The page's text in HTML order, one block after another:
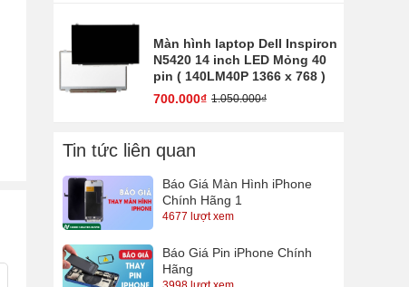
Màn hình laptop Dell Inspiron
N5420 14 inch LED Mỏng 40
pin ( 140LM40P 1366 x 768 )
700.000₫ 1.050.000₫
Tin tức liên quan
Báo Giá Màn Hình iPhone
Chính Hãng 1
4677 lượt xem
Báo Giá Pin iPhone Chính
Hãng